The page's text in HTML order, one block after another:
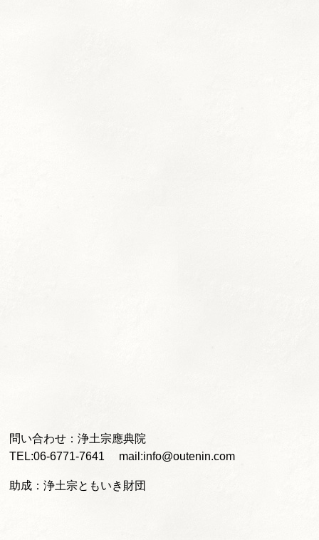
問い合わせ：浄土宗應典院
TEL:06-6771-7641 mail:info@outenin.com
助成：浄土宗ともいき財団